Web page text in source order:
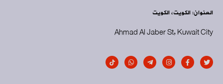
العنوان: الكويت، الكويت
Ahmad Al Jaber St, Kuwait City